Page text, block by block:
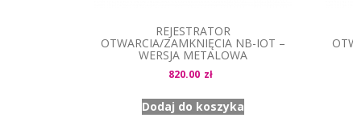
REJESTRATOR
OTWARCIA/ZAMKNIĘCIA NB-IOT –
WERSJA METALOWA
820.00 zł
Dodaj do koszyka